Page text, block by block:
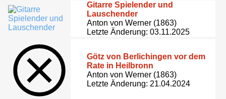
Gitarre Spielender und
Lauschender
Anton von Werner (1863)
Letzte Änderung: 03.11.2025
Götz von Berlichingen vor dem
Rate in Heilbronn
Anton von Werner (1863)
Letzte Änderung: 21.04.2024